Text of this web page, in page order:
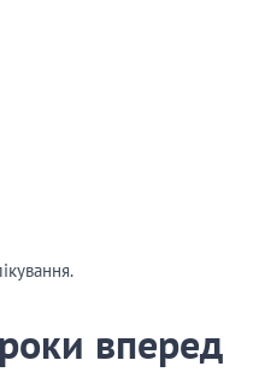
вперед